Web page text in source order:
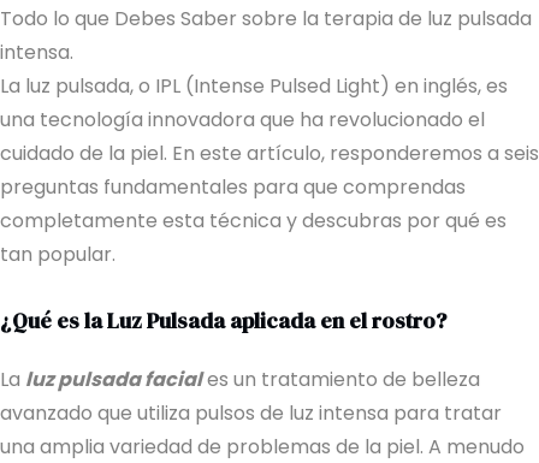
Todo lo que Debes Saber sobre la terapia de luz pulsada
intensa.
La luz pulsada, o IPL (Intense Pulsed Light) en inglés, es
una tecnología innovadora que ha revolucionado el
cuidado de la piel. En este artículo, responderemos a seis
preguntas fundamentales para que comprendas
completamente esta técnica y descubras por qué es
tan popular.
¿Qué es la Luz Pulsada aplicada en el rostro?
La luz pulsada faciales un tratamiento de belleza
avanzado que utiliza pulsos de luz intensa para tratar
una amplia variedad de problemas de la piel. A menudo